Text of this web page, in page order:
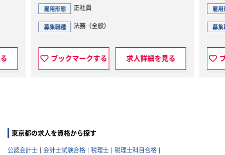
雇用形態 正社員
募集職種 法務（全般）
ブックマークする 求人詳細を見る
雇用
募集
東京都の求人を資格から探す
公認会計士 会計士試験合格 税理士
税理士科目合格